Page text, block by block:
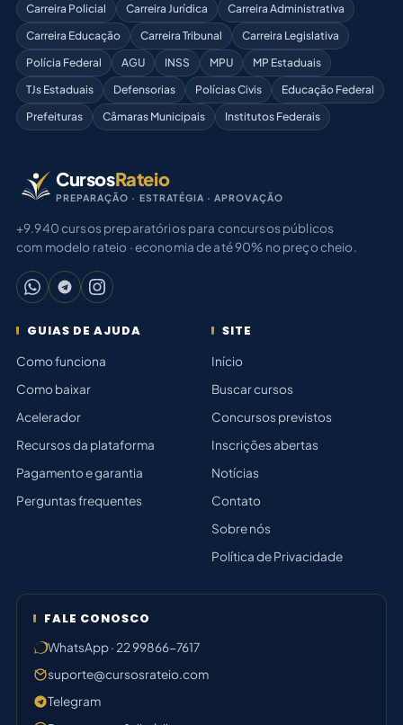
Carreira Policial Carreira Jurídica
Carreira Administrativa
Carreira Educação
Carreira Tribunal
Carreira Legislativa
Polícia Federal
AGU INSS MPU
MP Estaduais
TJs Estaduais
Defensorias Polícias Civis
Educação Federal
Prefeituras
Câmaras Municipais Institutos Federais
CursosRateio
PREPARAÇÃO · ESTRATÉGIA · APROVAÇÃO
+9.940 cursos preparatórios para concursos públicos
com modelo rateio · economia de até 90% no preço cheio.
GUIAS DE AJUDA
Como funciona
Como baixar
Acelerador
Recursos da plataforma
Pagamento e garantia
Perguntas frequentes
SITE
Início
Buscar cursos
Concursos previstos
Inscrições abertas
Notícias
Contato
Sobre nós
Política de Privacidade
FALE CONOSCO
WhatsApp · 22 99866-7617
suporte@cursosrateio.com
Telegram